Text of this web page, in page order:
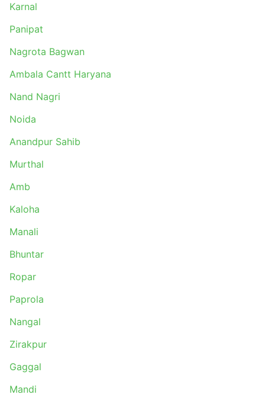
Karnal
Panipat
Nagrota Bagwan
Ambala Cantt Haryana
Nand Nagri
Noida
Anandpur Sahib
Murthal
Amb
Kaloha
Manali
Bhuntar
Ropar
Paprola
Nangal
Zirakpur
Gaggal
Mandi